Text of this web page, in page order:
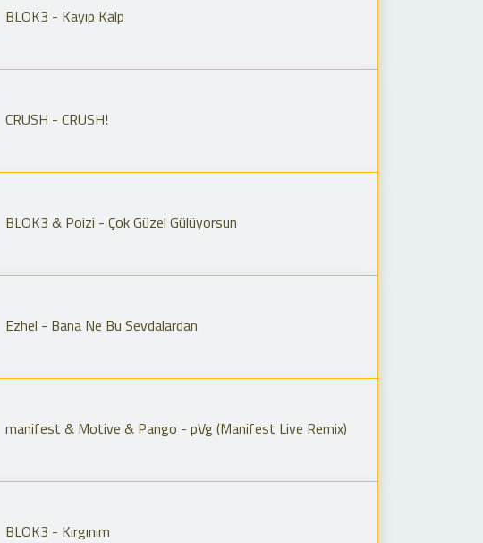
BLOK3 - Kayıp Kalp
CRUSH - CRUSH!
BLOK3 & Poizi - Çok Güzel Gülüyorsun
Ezhel - Bana Ne Bu Sevdalardan
manifest & Motive & Pango - pVg (Manifest Live Remix)
BLOK3 - Kırgınım